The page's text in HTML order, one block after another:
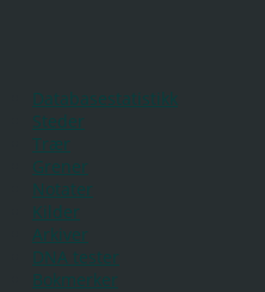
Databasestatistikk
Steder
Trær
Grener
Notater
Kilder
Arkiver
DNA tester
Bokmerker